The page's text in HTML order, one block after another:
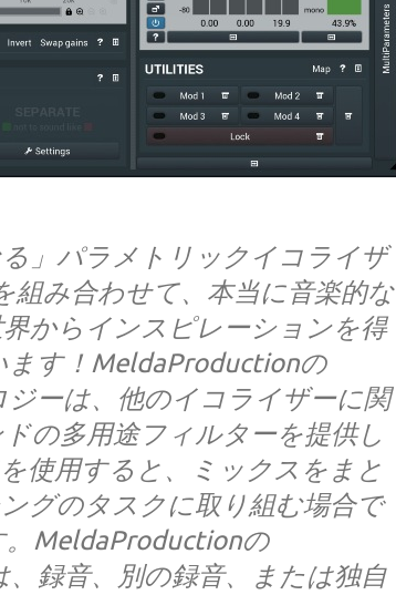
」パラメトリックイコライザ
組み合わせて、本当に音楽的な
からインスピレーションを得
す！MeldaProductionの
ーは、他のイコライザーに関
の多用途フィルターを提供し
使用すると、ミックスをまと
グのタスクに取り組む場合で
。MeldaProductionの
録音、別の録音、または独自